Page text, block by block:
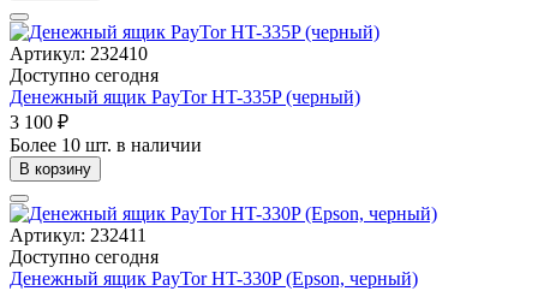
Артикул: 232410
Доступно сегодня
Денежный ящик PayTor HT-335P (черный)
3 100 ₽
Более 10 шт. в наличии
В корзину
Артикул: 232411
Доступно сегодня
Денежный ящик PayTor HT-330P (Epson, черный)